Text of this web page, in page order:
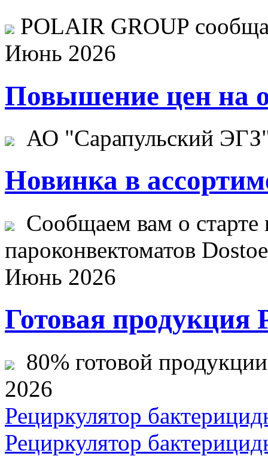
POLAIR GROUP
Июнь 2026
Повышение цен на
АО "Сарапульский
Новинка в
Сообщаем вам о старте
пароконвектоматов
Июнь 2026
Готовая продукция
80% готовой
2026
Рециркулятор
Рециркулятор